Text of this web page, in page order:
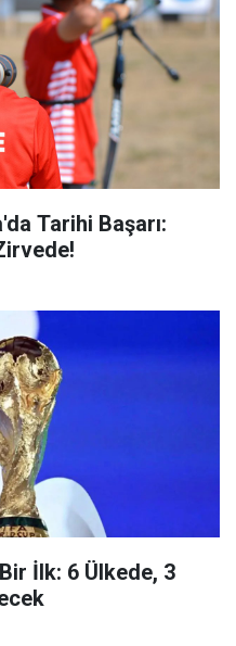
Tarihi Başarı:
İlk: 6 Ülkede, 3